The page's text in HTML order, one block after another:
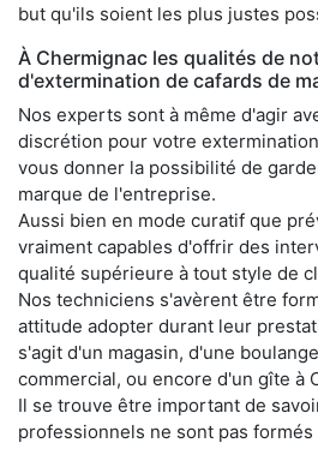
but qu'ils soient les plus justes
À Chermignac les qualités de
d'extermination de cafards de
Nos experts sont à même d'agir
discrétion pour votre
vous donner la possibilité de
marque de l'entreprise.
Aussi bien en mode curatif que
vraiment capables d'offrir des
qualité supérieure à tout style de
Nos techniciens s'avèrent être
attitude adopter durant leur
s'agit d'un magasin, d'une
commercial, ou encore d'un gîte à
Il se trouve être important de
professionnels ne sont pas